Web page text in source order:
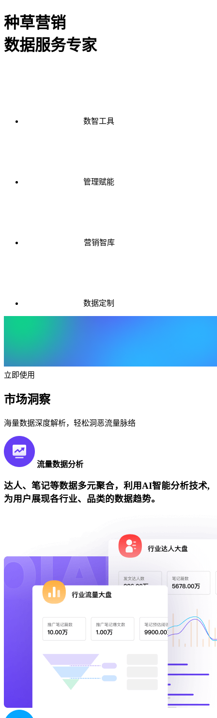
种草营销
数据服务专家
数智工具
管理赋能
营销智库
数据定制
立即使用
市场洞察
海量数据深度解析，轻松洞恶流量脉络
流量数据分析
达人、笔记等数据多元聚合，利用AI智能分析技术,
为用户展现各行业、品类的数据趋势。